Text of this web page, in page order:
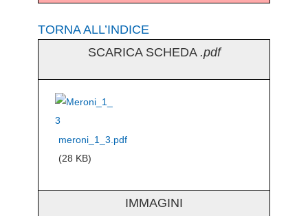
TORNA ALL’INDICE
SCARICA SCHEDA .pdf
meroni_1_3.pdf
(28 KB)
IMMAGINI